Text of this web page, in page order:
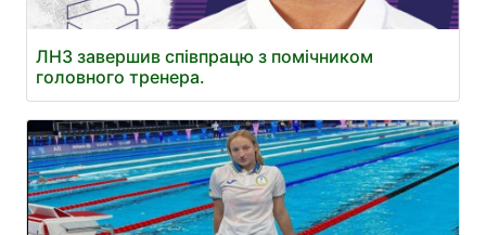
ЛНЗ завершив співпрацю з помічником
головного тренера.